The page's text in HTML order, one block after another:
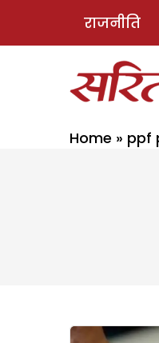
राजनीति
Home » ppf